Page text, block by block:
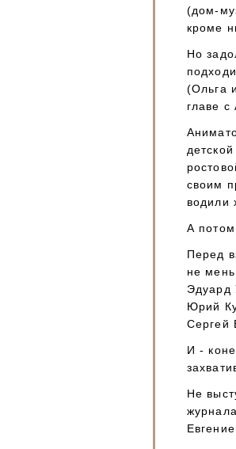
(дом-
кроме
Но
(Ольга
главе
своим
водили
А потом
Перед
не
Эдуард
Юрий
Сергей
И -
Не